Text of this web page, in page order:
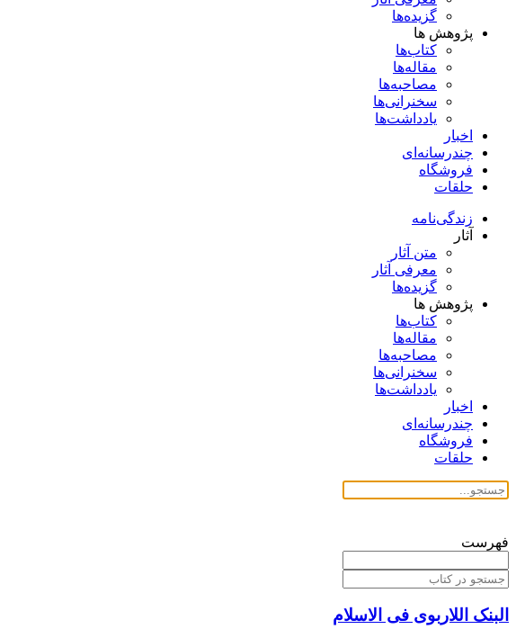
گزیده‌ها
پژوهش ها
کتاب‌ها
مقاله‌ها
مصاحبه‌ها
سخنرانی‌ها
یادداشت‌ها
اخبار
چندرسانه‌ای
فروشگاه
حلقات
زندگی‌نامه
آثار
متن آثار
معرفی آثار
گزیده‌ها
پژوهش ها
کتاب‌ها
مقاله‌ها
مصاحبه‌ها
سخنرانی‌ها
یادداشت‌ها
اخبار
چندرسانه‌ای
فروشگاه
حلقات
فهرست
البنک اللاربوی فی الاسلام